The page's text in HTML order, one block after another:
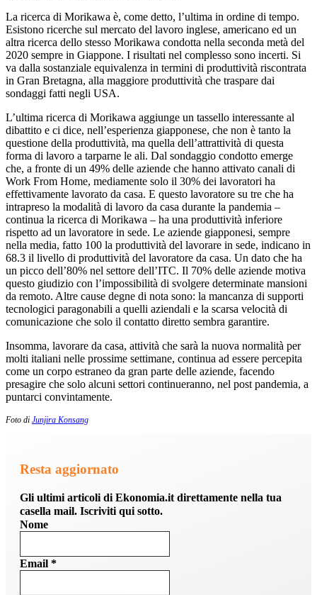
La ricerca di Morikawa è, come detto, l’ultima in ordine di tempo.
Esistono ricerche sul mercato del lavoro inglese, americano ed un
altra ricerca dello stesso Morikawa condotta nella seconda metà del
2020 sempre in Giappone. I risultati nel complesso sono incerti. Si
va dalla sostanziale equivalenza in termini di produttività riscontrata
in Gran Bretagna, alla maggiore produttività che traspare dai
sondaggi fatti negli USA.
L’ultima ricerca di Morikawa aggiunge un tassello interessante al
dibattito e ci dice, nell’esperienza giapponese, che non è tanto la
questione della produttività, ma quella dell’attrattività di questa
forma di lavoro a tarparne le ali. Dal sondaggio condotto emerge
che, a fronte di un 49% delle aziende che hanno attivato canali di
Work From Home, mediamente solo il 30% dei lavoratori ha
effettivamente lavorato da casa. E questo lavoratore su tre che ha
intrapreso la modalità di lavoro da casa durante la pandemia –
continua la ricerca di Morikawa – ha una produttività inferiore
rispetto ad un lavoratore in sede. Le aziende giapponesi, sempre
nella media, fatto 100 la produttività del lavorare in sede, indicano in
68.3 il livello di produttività del lavoratore da casa. Un dato che ha
un picco dell’80% nel settore dell’ITC. Il 70% delle aziende motiva
questo giudizio con l’impossibilità di svolgere determinate mansioni
da remoto. Altre cause degne di nota sono: la mancanza di supporti
tecnologici paragonabili a quelli aziendali e la scarsa velocità di
comunicazione che solo il contatto diretto sembra garantire.
Insomma, lavorare da casa, attività che sarà la nuova normalità per
molti italiani nelle prossime settimane, continua ad essere percepita
come un corpo estraneo da gran parte delle aziende, facendo
presagire che solo alcuni settori continueranno, nel post pandemia, a
puntarci convintamente.
Foto di Junjira Konsang
Resta aggiornato
Gli ultimi articoli di Ekonomia.it direttamente nella tua
casella mail. Iscriviti qui sotto.
Nome
Email *